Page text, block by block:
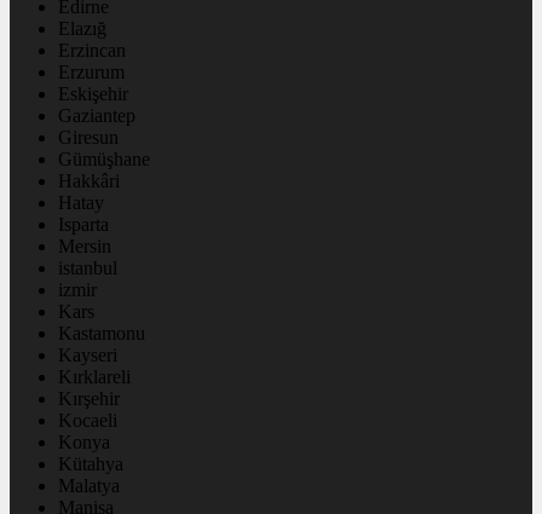
Edirne
Elazığ
Erzincan
Erzurum
Eskişehir
Gaziantep
Giresun
Gümüşhane
Hakkâri
Hatay
Isparta
Mersin
istanbul
izmir
Kars
Kastamonu
Kayseri
Kırklareli
Kırşehir
Kocaeli
Konya
Kütahya
Malatya
Manisa